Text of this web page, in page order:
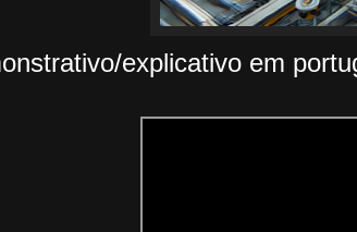
explicativo em